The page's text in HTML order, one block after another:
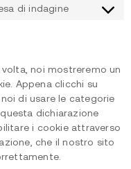
di indagine
noi mostreremo un
Appena clicchi su
di usare le categorie
dichiarazione
i cookie attraverso
che il nostro sito